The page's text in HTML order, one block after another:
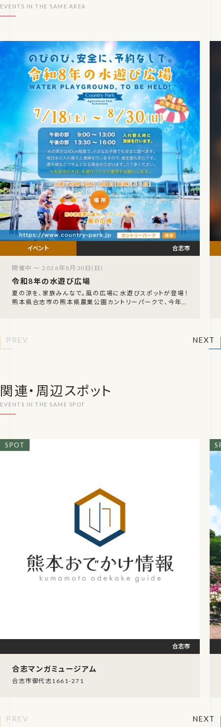
令和8年の水遊び広場
夏の涼を、家族みんなで。風の広場に水遊びスポットが登場！
熊本県合志市の熊本県農業公園カントリーパークで、今年も
合志市
開催中 ～ 2026年8月30日(日)
PREV NEXT
関連・周辺スポット
合志マンガミュージアム
合志市御代志1661-271
合志市
PREV NEXT